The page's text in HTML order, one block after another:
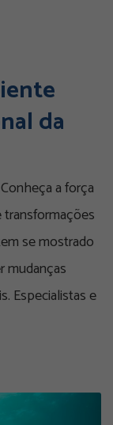
da
a força
se mostrado
mudanças
Especialistas e